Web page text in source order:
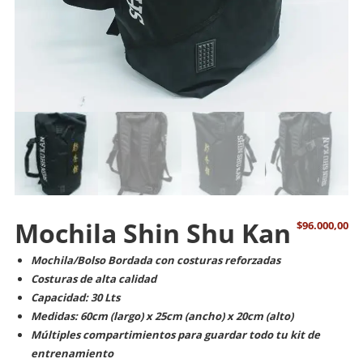
Mochila Shin Shu Kan $96.000,00
Mochila/Bolso Bordada con costuras reforzadas
Costuras de alta calidad
Capacidad: 30 Lts
Medidas: 60cm (largo) x 25cm (ancho) x 20cm (alto)
Múltiples compartimientos para guardar todo tu kit de
entrenamiento